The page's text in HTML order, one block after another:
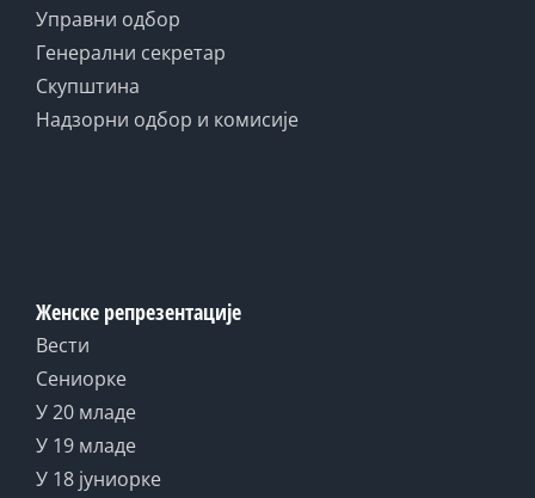
Управни одбор
Генерални секретар
Скупштина
Надзорни одбор и комисије
Женске репрезентације
Вести
Сениорке
У 20 младе
У 19 младе
У 18 јуниорке